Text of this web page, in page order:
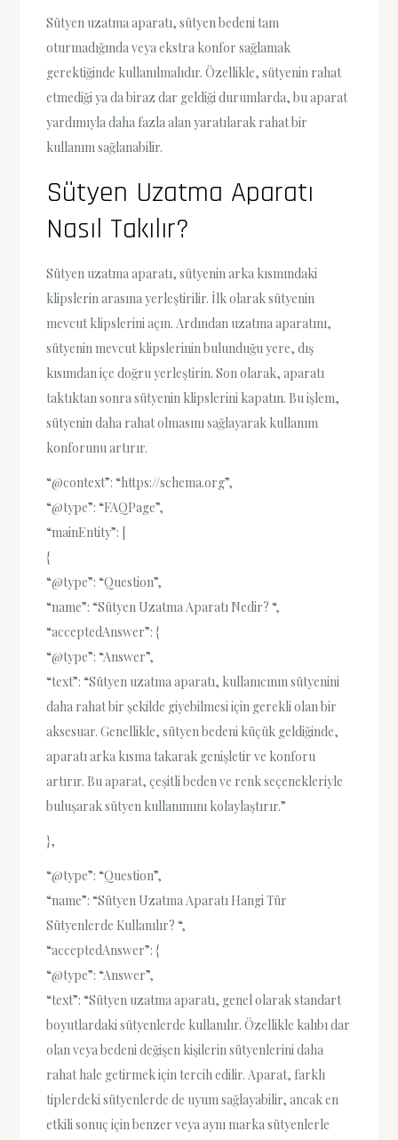
Sütyen uzatma aparatı, sütyen bedeni tam
oturmadığında veya ekstra konfor sağlamak
gerektiğinde kullanılmalıdır. Özellikle, sütyenin rahat
etmediği ya da biraz dar geldiği durumlarda, bu aparat
yardımıyla daha fazla alan yaratılarak rahat bir
kullanım sağlanabilir.
Sütyen Uzatma Aparatı
Nasıl Takılır?
Sütyen uzatma aparatı, sütyenin arka kısmındaki
klipslerin arasına yerleştirilir. İlk olarak sütyenin
mevcut klipslerini açın. Ardından uzatma aparatını,
sütyenin mevcut klipslerinin bulunduğu yere, dış
kısımdan içe doğru yerleştirin. Son olarak, aparatı
taktıktan sonra sütyenin klipslerini kapatın. Bu işlem,
sütyenin daha rahat olmasını sağlayarak kullanım
konforunu artırır.
“@context”: “https://schema.org”,
“@type”: “FAQPage”,
“mainEntity”: [
{
“@type”: “Question”,
“name”: “Sütyen Uzatma Aparatı Nedir? “,
“acceptedAnswer”: {
“@type”: “Answer”,
“text”: “Sütyen uzatma aparatı, kullanıcının sütyenini
daha rahat bir şekilde giyebilmesi için gerekli olan bir
aksesuar. Genellikle, sütyen bedeni küçük geldiğinde,
aparatı arka kısma takarak genişletir ve konforu
artırır. Bu aparat, çeşitli beden ve renk seçenekleriyle
buluşarak sütyen kullanımını kolaylaştırır.”
},
“@type”: “Question”,
“name”: “Sütyen Uzatma Aparatı Hangi Tür
Sütyenlerde Kullanılır? “,
“acceptedAnswer”: {
“@type”: “Answer”,
“text”: “Sütyen uzatma aparatı, genel olarak standart
boyutlardaki sütyenlerde kullanılır. Özellikle kalıbı dar
olan veya bedeni değişen kişilerin sütyenlerini daha
rahat hale getirmek için tercih edilir. Aparat, farklı
tiplerdeki sütyenlerde de uyum sağlayabilir, ancak en
etkili sonuç için benzer veya aynı marka sütyenlerle